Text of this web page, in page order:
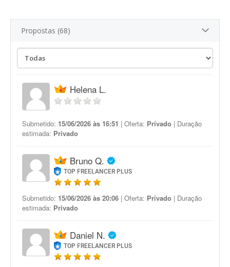
Propostas (68)
Helena L.
Submetido: 15/06/2026 às 16:51 | Oferta: Privado | Duração
estimada: Privado
Bruno Q.
TOP FREELANCER PLUS
Submetido: 15/06/2026 às 20:06 | Oferta: Privado | Duração
estimada: Privado
Daniel N.
TOP FREELANCER PLUS